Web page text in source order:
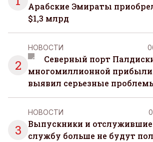
Арабские Эмираты
$1,3 млрд
2
НОВОСТИ
Северный порт
многомиллионной
выявил серьезные
3
НОВОСТИ
Выпускники и
службу больше не будут